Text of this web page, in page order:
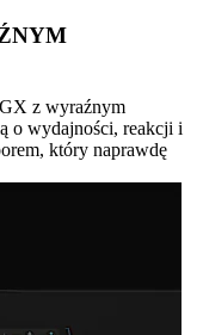
GX z wyraźnym
o wydajności, reakcji i
który naprawdę